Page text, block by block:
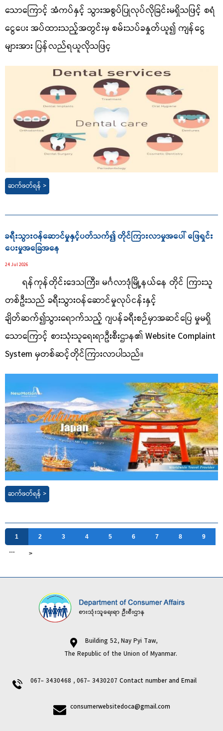
သောကြောင့် အံကပ်နှင့် သွားအစွပ်ပြုလုပ်လိုခြင်းမရှိသဖြင့် စရံ
ငွေပေး အပ်ထားသည့်အတွင်းမှ စမ်းသပ်ခနှုတ်ယူ၍ ကျန်ငွေ
များအား ပြန်လည်ရယူလိုသဖြင့
ဆက်ဖတ်ရန် >
ခရီးသွားဝန်ဆောင်မှုနှင့်ပတ်သက်၍ တိုင်ကြားလာမှုအပေါ် ဖြေရှင်း
ပေးမှုအခြေအနေ
24 Jul 2026
ရန်ကုန်တိုင်းဒေသကြီး၊ မင်္ဂလာဒုံမြို့နယ်နေ တိုင် ကြားသူ
တစ်ဦးသည် ခရီးသွားဝန်ဆောင်မှုလုပ်ငန်းနှင့်
ချိတ်ဆက်၍သွားရောက်သည့် ဂျပန်ခရီးစဉ်မှာအဆင်ပြေ မှုမရှိ
သောကြောင့် စားသုံးသူရေးရာဦးစီးဌာန၏ Website Complaint
System မှတစ်ဆင့်တိုင်ကြားလာပါသည်။
ဆက်ဖတ်ရန် >
1 2 3 4 5 6 7 8
9
…
>
Building 52, Nay Pyi Taw,
The Republic of the Union of Myanmar.
067- 3430468 , 067- 3430207 Contact number and Email
consumerwebsitedoca@gmail.com